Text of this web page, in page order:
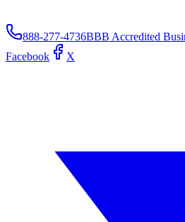
888-277-4736BBB Accredited
Facebook
X